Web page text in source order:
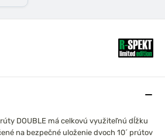
2ks
DOUBLE má celkovú využiteľnú dĺžku
na bezpečné uloženie dvoch 10´ prútov